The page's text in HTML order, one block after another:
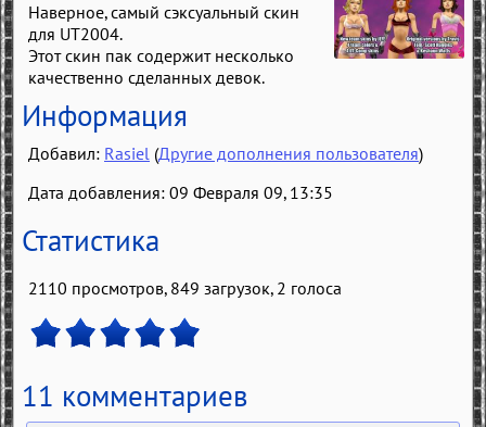
Наверное, самый сэксуальный скин
для UT2004.
Этот скин пак содержит несколько
качественно сделанных девок.
Информация
Добавил: Rasiel (Другие дополнения пользователя)
Дата добавления: 09 Февраля 09, 13:35
Статистика
2110 просмотров, 849 загрузок, 2 голоса
11 комментариев